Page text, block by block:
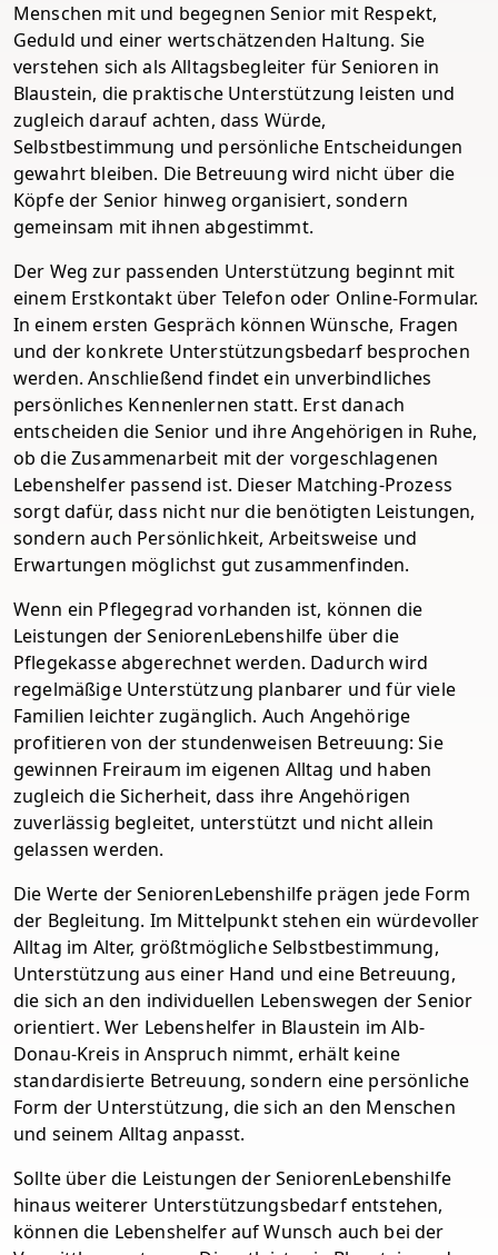
Menschen mit und begegnen Senior mit Respekt,
Geduld und einer wertschätzenden Haltung. Sie
verstehen sich als Alltagsbegleiter für Senioren in
Blaustein, die praktische Unterstützung leisten und
zugleich darauf achten, dass Würde,
Selbstbestimmung und persönliche Entscheidungen
gewahrt bleiben. Die Betreuung wird nicht über die
Köpfe der Senior hinweg organisiert, sondern
gemeinsam mit ihnen abgestimmt.
Der Weg zur passenden Unterstützung beginnt mit
einem Erstkontakt über Telefon oder Online-Formular.
In einem ersten Gespräch können Wünsche, Fragen
und der konkrete Unterstützungsbedarf besprochen
werden. Anschließend findet ein unverbindliches
persönliches Kennenlernen statt. Erst danach
entscheiden die Senior und ihre Angehörigen in Ruhe,
ob die Zusammenarbeit mit der vorgeschlagenen
Lebenshelfer passend ist. Dieser Matching-Prozess
sorgt dafür, dass nicht nur die benötigten Leistungen,
sondern auch Persönlichkeit, Arbeitsweise und
Erwartungen möglichst gut zusammenfinden.
Wenn ein Pflegegrad vorhanden ist, können die
Leistungen der SeniorenLebenshilfe über die
Pflegekasse abgerechnet werden. Dadurch wird
regelmäßige Unterstützung planbarer und für viele
Familien leichter zugänglich. Auch Angehörige
profitieren von der stundenweisen Betreuung: Sie
gewinnen Freiraum im eigenen Alltag und haben
zugleich die Sicherheit, dass ihre Angehörigen
zuverlässig begleitet, unterstützt und nicht allein
gelassen werden.
Die Werte der SeniorenLebenshilfe prägen jede Form
der Begleitung. Im Mittelpunkt stehen ein würdevoller
Alltag im Alter, größtmögliche Selbstbestimmung,
Unterstützung aus einer Hand und eine Betreuung,
die sich an den individuellen Lebenswegen der Senior
orientiert. Wer Lebenshelfer in Blaustein im Alb-
Donau-Kreis in Anspruch nimmt, erhält keine
standardisierte Betreuung, sondern eine persönliche
Form der Unterstützung, die sich an den Menschen
und seinem Alltag anpasst.
Sollte über die Leistungen der SeniorenLebenshilfe
hinaus weiterer Unterstützungsbedarf entstehen,
können die Lebenshelfer auf Wunsch auch bei der